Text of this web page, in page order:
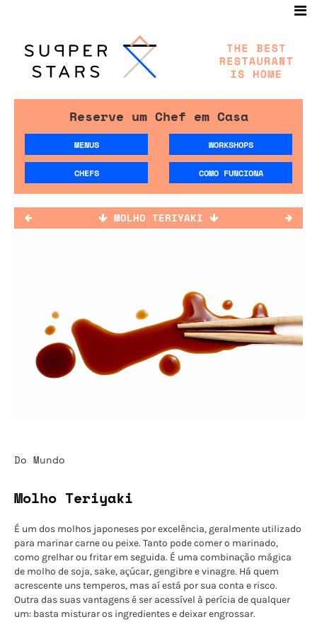
Reserve um Chef em Casa
MENUS WORKSHOPS
CHEFS COMO FUNCIONA
MOLHO TERIYAKI
Do Mundo
Molho Teriyaki
É um dos molhos japoneses por excelência, geralmente utilizado
para marinar carne ou peixe. Tanto pode comer o marinado,
como grelhar ou fritar em seguida. É uma combinação mágica
de molho de soja, sake, açúcar, gengibre e vinagre. Há quem
acrescente uns temperos, mas aí está por sua conta e risco.
Outra das suas vantagens é ser acessível à perícia de qualquer
um: basta misturar os ingredientes e deixar engrossar.